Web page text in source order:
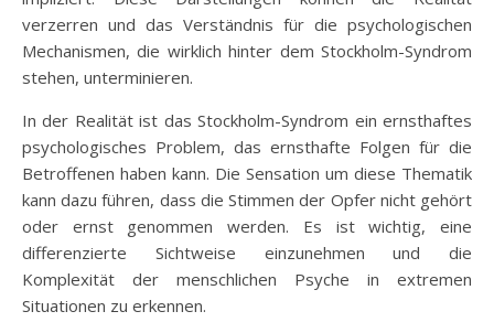
verzerren und das Verständnis für die psychologischen
Mechanismen, die wirklich hinter dem Stockholm-Syndrom
stehen, unterminieren.
In der Realität ist das Stockholm-Syndrom ein ernsthaftes
psychologisches Problem, das ernsthafte Folgen für die
Betroffenen haben kann. Die Sensation um diese Thematik
kann dazu führen, dass die Stimmen der Opfer nicht gehört
oder ernst genommen werden. Es ist wichtig, eine
differenzierte Sichtweise einzunehmen und die
Komplexität der menschlichen Psyche in extremen
Situationen zu erkennen.